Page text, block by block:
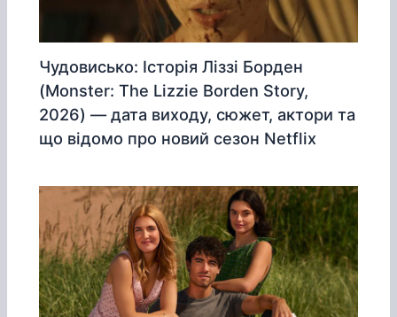
Чудовисько: Історія Ліззі Борден
(Monster: The Lizzie Borden Story,
2026) — дата виходу, сюжет, актори та
що відомо про новий сезон Netflix